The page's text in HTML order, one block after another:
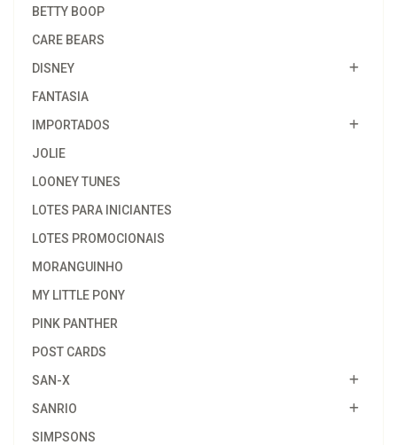
BETTY BOOP
CARE BEARS
DISNEY
FANTASIA
IMPORTADOS
JOLIE
LOONEY TUNES
LOTES PARA INICIANTES
LOTES PROMOCIONAIS
MORANGUINHO
MY LITTLE PONY
PINK PANTHER
POST CARDS
SAN-X
SANRIO
SIMPSONS